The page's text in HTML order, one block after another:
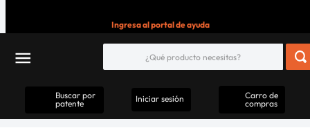
Ingresa al portal de ayuda
Buscar por
patente
Iniciar sesión
Carro de
compras